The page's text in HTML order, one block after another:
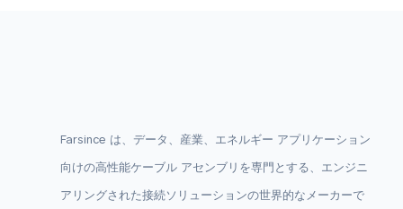
Farsince は、データ、産業、エネルギー アプリケーション
向けの高性能ケーブル アセンブリを専門とする、エンジニ
アリングされた接続ソリューションの世界的なメーカーで